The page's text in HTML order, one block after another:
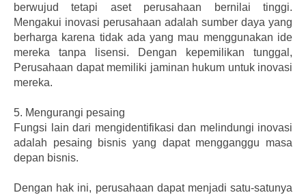
berwujud tetapi aset perusahaan bernilai tinggi.
Mengakui inovasi perusahaan adalah sumber daya yang
berharga karena tidak ada yang mau menggunakan ide
mereka tanpa lisensi. Dengan kepemilikan tunggal,
Perusahaan dapat memiliki jaminan hukum untuk inovasi
mereka.
5. Mengurangi pesaing
Fungsi lain dari mengidentifikasi dan melindungi inovasi
adalah pesaing bisnis yang dapat mengganggu masa
depan bisnis.
Dengan hak ini, perusahaan dapat menjadi satu-satunya